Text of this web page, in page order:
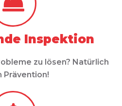
Inspektion
zu lösen? Natürlich
Prävention!